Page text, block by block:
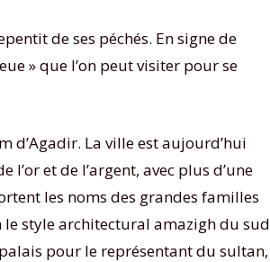
de ses péchés. En signe de
» que l’on peut visiter pour se
d’Agadir. La ville est aujourd’hui
et de l’argent, avec plus d’une
les noms des grandes familles
le style architectural amazigh du sud
pour le représentant du sultan,